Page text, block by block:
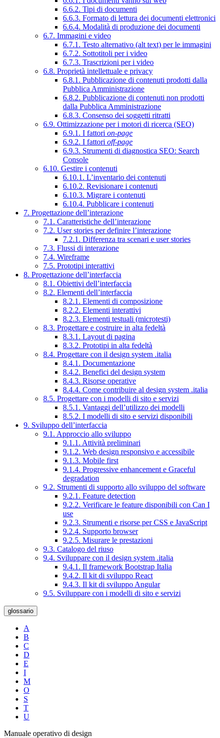
6.6.2. Tipi di documenti
6.6.3. Formato di lettura dei documenti elettronici
6.6.4. Modalità di produzione dei documenti
6.7. Immagini e video
6.7.1. Testo alternativo (alt text) per le immagini
6.7.2. Sottotitoli per i video
6.7.3. Trascrizioni per i video
6.8. Proprietà intellettuale e privacy
6.8.1. Pubblicazione di contenuti prodotti dalla
Pubblica Amministrazione
6.8.2. Pubblicazione di contenuti non prodotti
dalla Pubblica Amministrazione
6.8.3. Consenso dei soggetti ritratti
6.9. Ottimizzazione per i motori di ricerca (SEO)
6.9.1. I fattori on-page
6.9.2. I fattori off-page
6.9.3. Strumenti di diagnostica SEO: Search
Console
6.10. Gestire i contenuti
6.10.1. L’inventario dei contenuti
6.10.2. Revisionare i contenuti
6.10.3. Migrare i contenuti
6.10.4. Pubblicare i contenuti
7. Progettazione dell’interazione
7.1. Caratteristiche dell’interazione
7.2. User stories per definire l’interazione
7.2.1. Differenza tra scenari e user stories
7.3. Flussi di interazione
7.4. Wireframe
7.5. Prototipi interattivi
8. Progettazione dell’interfaccia
8.1. Obiettivi dell’interfaccia
8.2. Elementi dell’interfaccia
8.2.1. Elementi di composizione
8.2.2. Elementi interattivi
8.2.3. Elementi testuali (microtesti)
8.3. Progettare e costruire in alta fedeltà
8.3.1. Layout di pagina
8.3.2. Prototipi in alta fedeltà
8.4. Progettare con il design system .italia
8.4.1. Documentazione
8.4.2. Benefici del design system
8.4.3. Risorse operative
8.4.4. Come contribuire al design system .italia
8.5. Progettare con i modelli di sito e servizi
8.5.1. Vantaggi dell’utilizzo dei modelli
8.5.2. I modelli di sito e servizi disponibili
9. Sviluppo dell’interfaccia
9.1. Approccio allo sviluppo
9.1.1. Attività preliminari
9.1.2. Web design responsivo e accessibile
9.1.3. Mobile first
9.1.4. Progressive enhancement e Graceful
degradation
9.2. Strumenti di supporto allo sviluppo del software
9.2.1. Feature detection
9.2.2. Verificare le feature disponibili con Can I
use
9.2.3. Strumenti e risorse per CSS e JavaScript
9.2.4. Supporto browser
9.2.5. Misurare le prestazioni
9.3. Catalogo del riuso
9.4. Sviluppare con il design system .italia
9.4.1. Il framework Bootstrap Italia
9.4.2. Il kit di sviluppo React
9.4.3. Il kit di sviluppo Angular
9.5. Sviluppare con i modelli di sito e servizi
glossario
A
B
C
D
E
I
M
O
S
T
U
Manuale operativo di design